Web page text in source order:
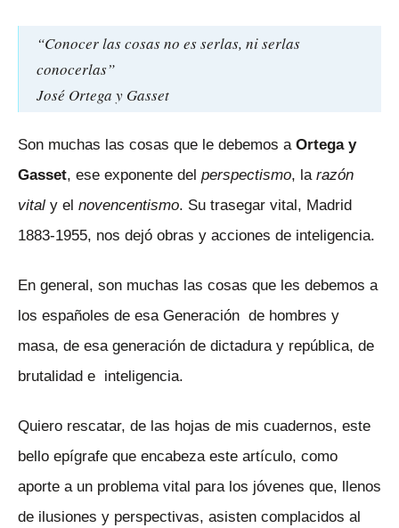
“Conocer las cosas no es serlas, ni serlas
conocerlas”
José Ortega y Gasset
Son muchas las cosas que le debemos a Ortega y
Gasset, ese exponente del perspectismo, la razón
vital y el novencentismo. Su trasegar vital, Madrid
1883-1955, nos dejó obras y acciones de inteligencia.
En general, son muchas las cosas que les debemos a
los españoles de esa Generación de hombres y
masa, de esa generación de dictadura y república, de
brutalidad e inteligencia.
Quiero rescatar, de las hojas de mis cuadernos, este
bello epígrafe que encabeza este artículo, como
aporte a un problema vital para los jóvenes que, llenos
de ilusiones y perspectivas, asisten complacidos al